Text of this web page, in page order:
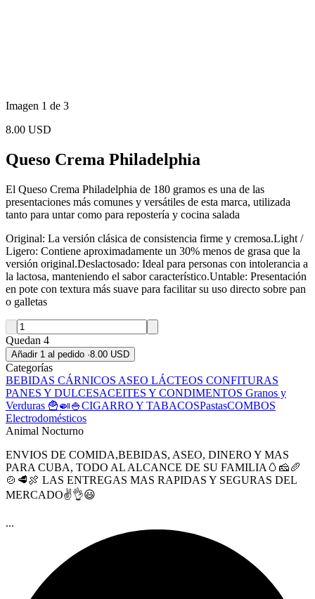
Imagen 1 de 3
8.00 USD
Queso Crema Philadelphia
El Queso Crema Philadelphia de 180 gramos es una de las
presentaciones más comunes y versátiles de esta marca, utilizada
tanto para untar como para repostería y cocina salada
Original: La versión clásica de consistencia firme y cremosa.Light /
Ligero: Contiene aproximadamente un 30% menos de grasa que la
versión original.Deslactosado: Ideal para personas con intolerancia a
la lactosa, manteniendo el sabor característico.Untable: Presentación
en pote con textura más suave para facilitar su uso directo sobre pan
o galletas
Quedan 4
Añadir 1 al pedido ·8.00 USD
Categorías
BEBIDAS CÁRNICOS ASEO LÁCTEOS CONFITURAS
PANES Y DULCESACEITES Y CONDIMENTOS Granos y
Verduras 🍟🍛🍚CIGARRO Y TABACOSPastasCOMBOS
Electrodomésticos
Animal Nocturno
ENVIOS DE COMIDA,BEBIDAS, ASEO, DINERO Y MAS
PARA CUBA, TODO AL ALCANCE DE SU FAMILIA🥚🧀🥖
🍲🥩🍖 LAS ENTREGAS MAS RAPIDAS Y SEGURAS DEL
MERCADO✌️👌😃
...